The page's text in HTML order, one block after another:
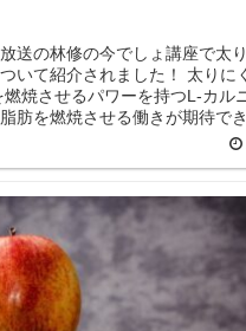
送の林修の今でしょ講座で太
いて紹介されました！ 太りに
燃焼させるパワーを持つL-カル
肪を燃焼させる働きが期待でき